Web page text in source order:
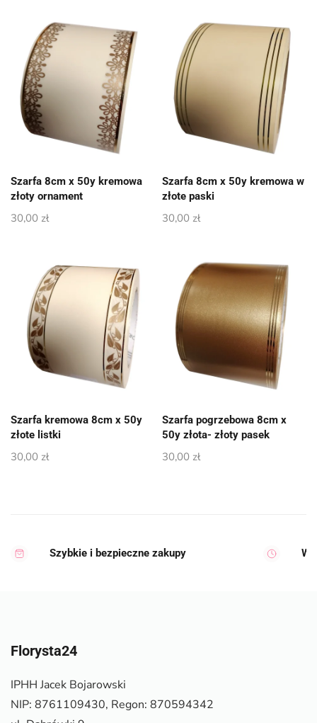
Szarfa 8cm x 50y kremowa
złoty ornament
30,00 zł
Szarfa 8cm x 50y kremowa w
złote paski
30,00 zł
Szarfa kremowa 8cm x 50y
złote listki
30,00 zł
Szarfa pogrzebowa 8cm x
50y złota- złoty pasek
30,00 zł
Szybkie i bezpieczne zakupy
Florysta24
IPHH Jacek Bojarowski
NIP: 8761109430, Regon: 870594342